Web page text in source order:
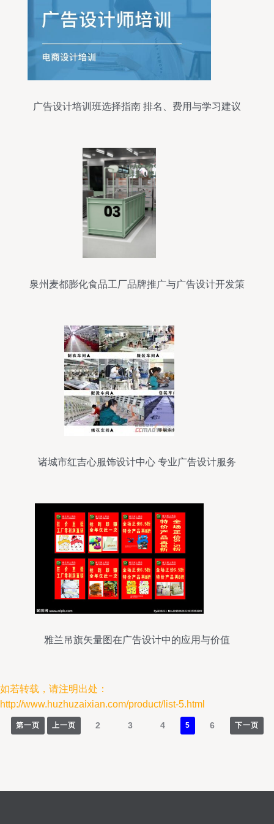
广告设计培训班选择指南 排名、费用与学习建议
泉州麦都膨化食品工厂品牌推广与广告设计开发策
诸城市红吉心服饰设计中心 专业广告设计服务
雅兰吊旗矢量图在广告设计中的应用与价值
如若转载，请注明出处：
http://www.huzhuzaixian.com/product/list-5.html
第一页 上一页 2 3 4 5 6 下一页